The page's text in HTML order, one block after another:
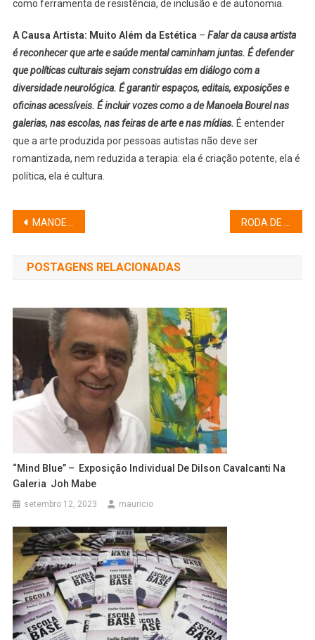
como ferramenta de resistência, de inclusão e de autonomia.
A Causa Artista: Muito Além da Estética – Falar da causa artista
é reconhecer que arte e saúde mental caminham juntas. É defender
que políticas culturais sejam construídas em diálogo com a
diversidade neurológica. É garantir espaços, editais, exposições e
oficinas acessíveis. É incluir vozes como a de Manoela Bourel nas
galerias, nas escolas, nas feiras de arte e nas mídias. É entender
que a arte produzida por pessoas autistas não deve ser
romantizada, nem reduzida a terapia: ela é criação potente, ela é
política, ela é cultura.
Navegação
de
Post
MANOELA BOUREL: A ARTE COMO LINGUAGEM DA ALMA AUTISTA
POSTAGENS RELACIONADAS
“Mind Blue” – Exposição Individual De Dilson Cavalcanti Na
Galeria Joh Mabe
setembro 12, 2023 mauricio